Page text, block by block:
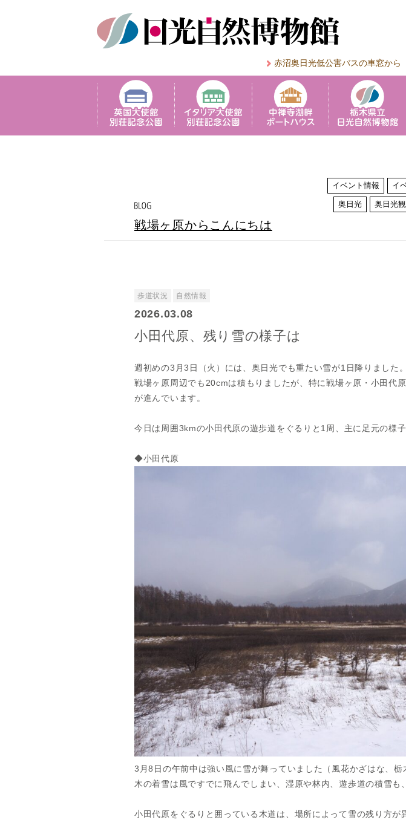
赤沼奥日光低公害バスの車窓から
戦場ヶ原からこんにちは
イベント情報 イ
奥日光 奥日光
歩道状況 自然情報
2026.03.08
小田代原、残り雪の様子は
週初めの3月3日（火）には、奥日光でも重たい雪が1日降りました。
戦場ヶ原周辺でも20cmは積もりましたが、特に戦場ヶ原・小田代
が進んでいます。
今日は周囲3kmの小田代原の遊歩道をぐるりと1周、主に足元の様
◆小田代原
3月8日の午前中は強い風に雪が舞っていました（風花かざはな、栃
木の着雪は風ですでに飛んでしまい、湿原や林内、遊歩道の積雪も
小田代原をぐるりと囲っている木道は、場所によって雪の残り方が